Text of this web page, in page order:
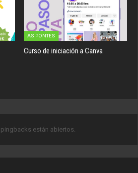
AS PONTES
Curso de iniciación a Canva
pingbacks están abiertos.